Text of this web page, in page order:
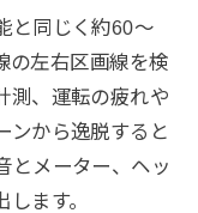
と同じく約60～
の左右区画線を検
測、運転の疲れや
ンから逸脱すると
とメーター、ヘッ
ます。